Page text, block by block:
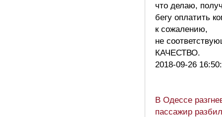
что делаю,
бегу оплатить
к сожалению,
не
КАЧЕСТВО.
2018-09-26
В Одессе
пассажир